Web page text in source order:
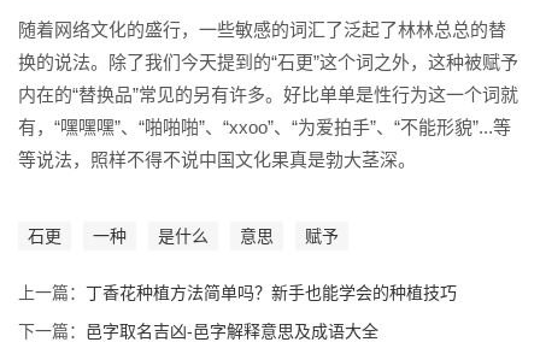
随着网络文化的盛行，一些敏感的词汇了泛起了林林总总的替
换的说法。除了我们今天提到的“石更”这个词之外，这种被赋予
内在的“替换品”常见的另有许多。好比单单是性行为这一个词就
有，“嘿嘿嘿”、“啪啪啪”、“xxoo”、“为爱拍手”、“不能形貌”...等
等说法，照样不得不说中国文化果真是勃大茎深。
石更 一种 是什么 意思 赋予
上一篇： 丁香花种植方法简单吗？新手也能学会的种植技巧
下一篇： 邑字取名吉凶-邑字解释意思及成语大全